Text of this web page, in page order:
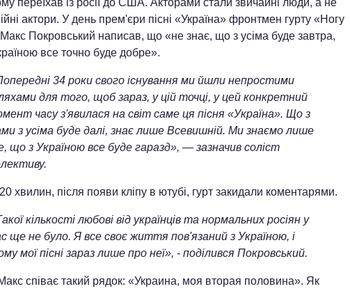
переїхав із росії до США. Акторами стали звичайні люди, а не
актори. У день прем'єри пісні «Україна» фронтмен гурту «Ногу
Покровський написав, що «не знає, що з усіма буде завтра,
все точно буде добре».
34 роки свого існування ми йшли непростими
для того, щоб зараз, у цій точці, у цей конкретний
часу з'явилася на світ саме ця пісня «Україна». Що з
з усіма буде далі, знає лише Всевишній. Ми знаємо лише
що з Україною все буде гаразд», — зазначив соліст
хвилин, після появи кліпу в ютубі, гурт закидали коментарями.
кількості любові від українців та нормальних росіян у
ще не було. Я все своє життя пов'язаний з Україною, і
мої пісні зараз лише про неї», - поділився Покровський.
співає такий рядок: «Украина, моя вторая половина». Як